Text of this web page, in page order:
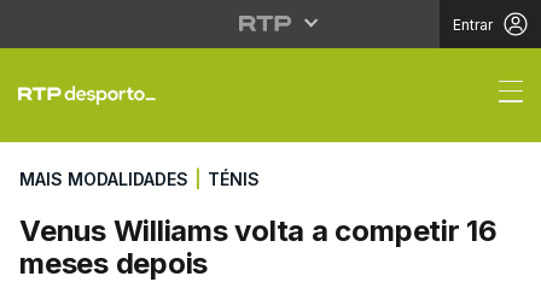
Entrar
Venus Williams volta
MAIS MODALIDADES TÉNIS
Venus Williams volta a competir 16
meses depois